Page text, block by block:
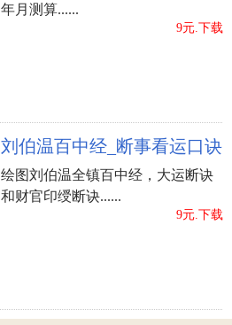
年月测算......
9元.下载
刘伯温百中经_断事看运口诀
绘图刘伯温全镇百中经，大运断诀
和财官印绶断诀......
9元.下载